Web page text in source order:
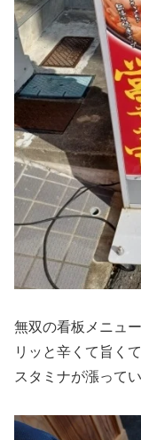
無双の看板メニュ
リッと辛くて旨く
スタミナが漲ってい